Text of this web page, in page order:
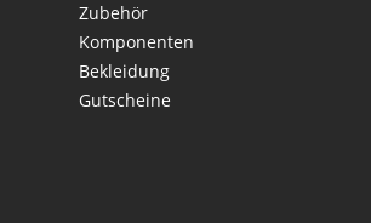
Zubehör
Komponenten
Bekleidung
Gutscheine